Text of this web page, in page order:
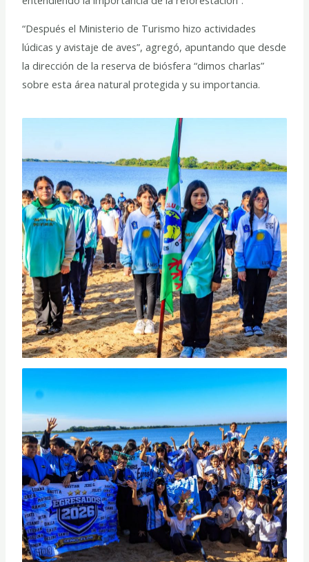
“Después el Ministerio de Turismo hizo actividades
lúdicas y avistaje de aves”, agregó, apuntando que desde
la dirección de la reserva de biósfera “dimos charlas”
sobre esta área natural protegida y su importancia.